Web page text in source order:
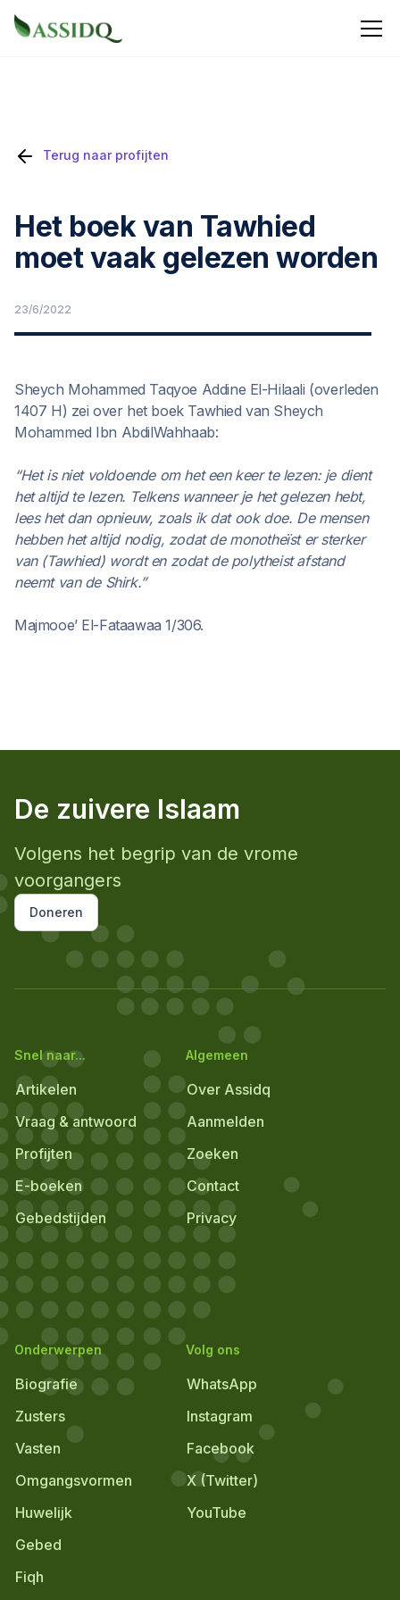
Terug naar profijten
Het boek van Tawhied
moet vaak gelezen worden
23/6/2022
Sheych Mohammed Taqyoe Addine El-Hilaali (overleden
1407 H) zei over het boek Tawhied van Sheych
Mohammed Ibn AbdilWahhaab:
“Het is niet voldoende om het een keer te lezen: je dient
het altijd te lezen. Telkens wanneer je het gelezen hebt,
lees het dan opnieuw, zoals ik dat ook doe. De mensen
hebben het altijd nodig, zodat de monotheïst er sterker
van (Tawhied) wordt en zodat de polytheist afstand
neemt van de Shirk.”
Majmooe’ El-Fataawaa 1/306.
De zuivere Islaam
Volgens het begrip van de vrome
voorgangers
Doneren
Snel naar...
Artikelen
Vraag & antwoord
Profijten
E-boeken
Gebedstijden
Algemeen
Over Assidq
Aanmelden
Zoeken
Contact
Privacy
Onderwerpen
Biografie
Zusters
Vasten
Omgangsvormen
Huwelijk
Gebed
Fiqh
Volg ons
WhatsApp
Instagram
Facebook
X (Twitter)
YouTube